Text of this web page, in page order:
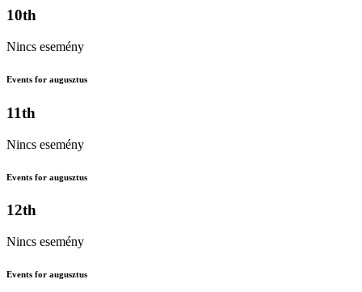
10th
Nincs esemény
Events for augusztus
11th
Nincs esemény
Events for augusztus
12th
Nincs esemény
Events for augusztus